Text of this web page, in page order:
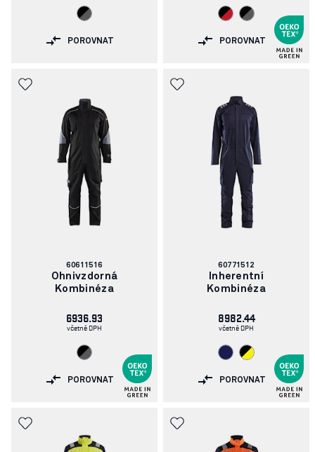
POROVNAT POROVNAT
Číslo
článku:
60611516
Ohnivzdorná
Kombinéza
6936.93
včetně DPH
POROVNAT
Číslo
článku:
60771512
Inherentní
Kombinéza
8982.44
včetně DPH
POROVNAT